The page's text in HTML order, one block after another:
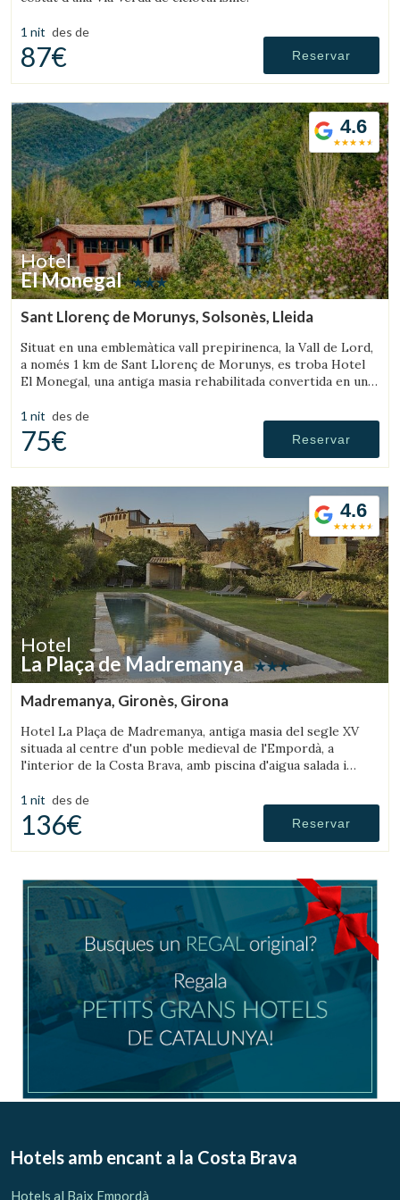
1 nit des de
87€ Reservar
4.6
Hotel
El Monegal
Sant Llorenç de Morunys, Solsonès, Lleida
Situat en una emblemàtica vall prepirinenca, la Vall de Lord,
a només 1 km de Sant Llorenç de Morunys, es troba Hotel
El Monegal, una antiga masia rehabilitada convertida en un
1 nit des de
75€ Reservar
4.6
Hotel
La Plaça de Madremanya
Madremanya, Gironès, Girona
Hotel La Plaça de Madremanya, antiga masia del segle XV
situada al centre d'un poble medieval de l'Empordà, a
l'interior de la Costa Brava, amb piscina d'aigua salada i
1 nit des de
136€ Reservar
Hotels amb encant a la Costa Brava
Hotels al Baix Empordà
una millor experiència a través de productes recomanats.
Marketing i publicitat
Aquestes cookies són utilitzades per emmagatzemar
informació sobre les preferències i les eleccions personals
de l'usuari a través de l'observació continuada dels seus
hàbits de navegació. Gràcies a elles, podem conèixer els
hàbits de navegació al lloc web i mostrar publicitat
relacionada amb el perfil de navegació de l'usuari.